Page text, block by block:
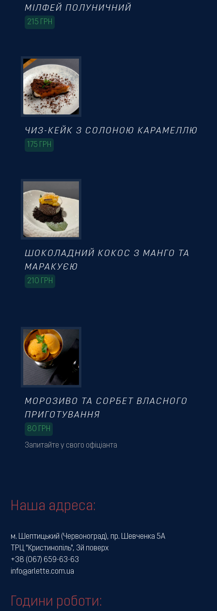
МІЛФЕЙ ПОЛУНИЧНИЙ
215 ГРН
ЧИЗ-КЕЙК З СОЛОНОЮ КАРАМЕЛЛЮ
175 ГРН
ШОКОЛАДНИЙ КОКОС З МАНГО ТА
МАРАКУЄЮ
210 ГРН
Запитайте у свого офіціанта
МОРОЗИВО ТА СОРБЕТ ВЛАСНОГО
ПРИГОТУВАННЯ
80 ГРН
Наша адреса:
м. Шептицький (Червоноград), пр. Шевченка 5А
ТРЦ "Кристинопіль", 3й поверх
+38 (067) 659-63-63
info@arlette.com.ua
Години роботи: